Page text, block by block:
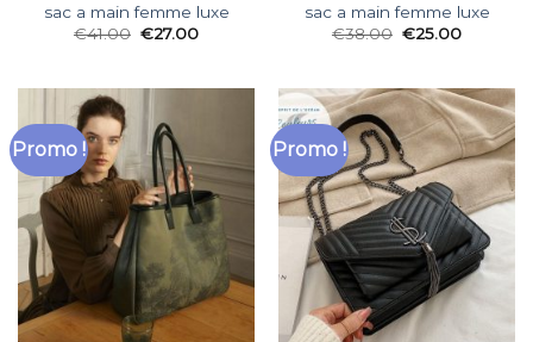
sac a main femme luxe
€41.00 €27.00
sac a main femme luxe
€38.00 €25.00
Promo ! Promo !